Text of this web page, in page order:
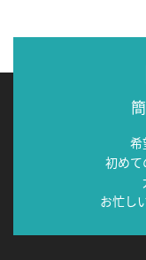
希
初めて
お忙し